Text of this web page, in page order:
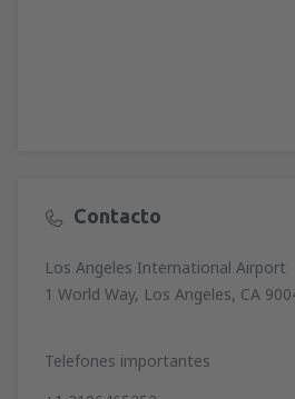
Contacto
Los Angeles International Airport
1 World Way, Los Angeles, CA
Telefones importantes